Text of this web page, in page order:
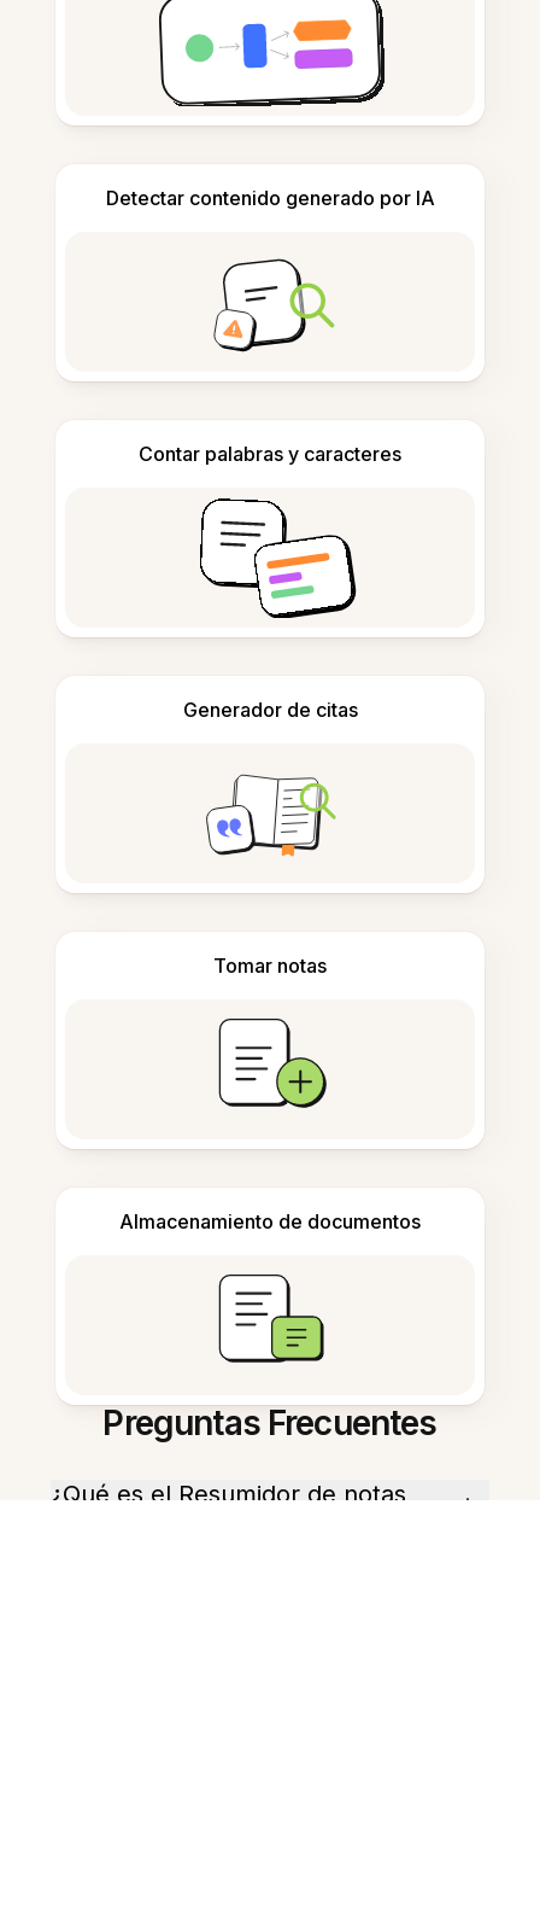
Detectar contenido generado por IA
Contar palabras y caracteres
Generador de citas
Tomar notas
Almacenamiento de documentos
Preguntas Frecuentes
¿Qué es el Resumidor de notas